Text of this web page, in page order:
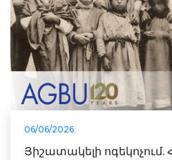
06/06/2026
Յիշատակելի ոգեկոչում.